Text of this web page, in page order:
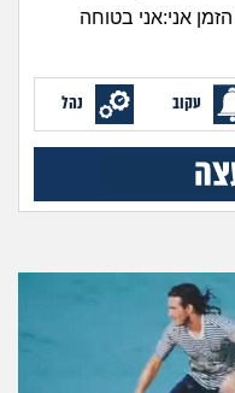
מתבגרים
מהבקו"ם... ועד מתי?!
לימודים וסטודנטים
עבודה וקריירה
חברים ואנשים
בית, שכנים ושותפים
אני:אני בטוחה
עקוב נהל